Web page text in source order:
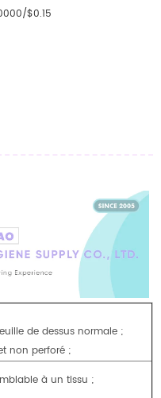
$0.15
de dessus normale ;
non perforé ;
à un tissu ;